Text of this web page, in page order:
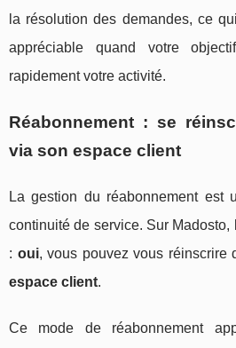
la résolution des demandes, ce
appréciable quand votre
rapidement votre activité.
Réabonnement : se
via son espace client
La gestion du réabonnement est
continuité de service. Sur
: oui, vous pouvez vous réinscrire
espace client.
Ce mode de réabonnement